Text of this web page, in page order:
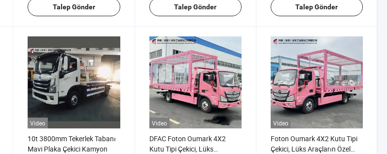
Talep Gönder Talep Gönder Talep Gönder
Video
10t 3800mm Tekerlek Tabanı
Mavi Plaka Çekici Kamyon
Video
DFAC Foton Oumark 4X2
Kutu Tipi Çekici, Lüks
Video
Foton Oumark 4X2 Kutu Tipi
Çekici, Lüks Araçların Özel